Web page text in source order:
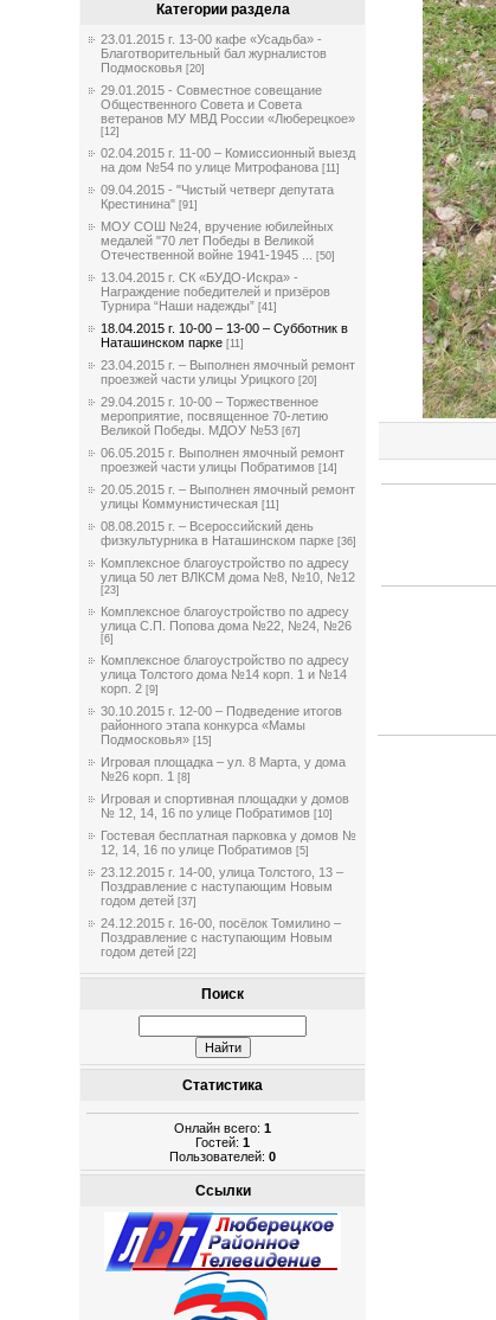
Категории раздела
23.01.2015 г. 13-00 кафе «Усадьба» -
Благотворительный бал журналистов
Подмосковья [20]
29.01.2015 - Совместное совещание
Общественного Совета и Совета
ветеранов МУ МВД России «Люберецкое»
[12]
02.04.2015 г. 11-00 – Комиссионный выезд
на дом №54 по улице Митрофанова [11]
09.04.2015 - "Чистый четверг депутата
Крестинина" [91]
МОУ СОШ №24, вручение юбилейных
медалей "70 лет Победы в Великой
Отечественной войне 1941-1945 ...
[50]
13.04.2015 г. СК «БУДО-Искра» -
Награждение победителей и призёров
Турнира “Наши надежды” [41]
18.04.2015 г. 10-00 – 13-00 – Субботник в
Наташинском парке [11]
23.04.2015 г. – Выполнен ямочный ремонт
проезжей части улицы Урицкого [20]
29.04.2015 г. 10-00 – Торжественное
мероприятие, посвященное 70-летию
Великой Победы. МДОУ №53 [67]
06.05.2015 г. Выполнен ямочный ремонт
проезжей части улицы Побратимов [14]
20.05.2015 г. – Выполнен ямочный ремонт
улицы Коммунистическая [11]
08.08.2015 г. – Всероссийский день
физкультурника в Наташинском парке [36]
Комплексное благоустройство по адресу
улица 50 лет ВЛКСМ дома №8, №10, №12
[23]
Комплексное благоустройство по адресу
улица С.П. Попова дома №22, №24, №26
[6]
Комплексное благоустройство по адресу
улица Толстого дома №14 корп. 1 и №14
корп. 2 [9]
30.10.2015 г. 12-00 – Подведение итогов
районного этапа конкурса «Мамы
Подмосковья» [15]
Игровая площадка – ул. 8 Марта, у дома
№26 корп. 1 [8]
Игровая и спортивная площадки у домов
№ 12, 14, 16 по улице Побратимов [10]
Гостевая бесплатная парковка у домов №
12, 14, 16 по улице Побратимов [5]
23.12.2015 г. 14-00, улица Толстого, 13 –
Поздравление с наступающим Новым
годом детей [37]
24.12.2015 г. 16-00, посёлок Томилино –
Поздравление с наступающим Новым
годом детей [22]
Поиск
Статистика
Онлайн всего:1
Гостей:1
Пользователей:0
Ссылки